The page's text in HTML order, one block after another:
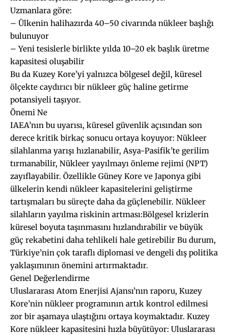
Uzmanlara göre:
– Ülkenin halihazırda 40–50 civarında nükleer başlığı
bulunuyor
– Yeni tesislerle birlikte yılda 10–20 ek başlık üretme
kapasitesi oluşabilir
Bu da Kuzey Kore’yi yalnızca bölgesel değil, küresel
ölçekte caydırıcı bir nükleer güç haline getirme
potansiyeli taşıyor.
Önemi Ne
IAEA’nın bu uyarısı, küresel güvenlik açısından son
derece kritik birkaç sonucu ortaya koyuyor: Nükleer
silahlanma yarışı hızlanabilir, Asya-Pasifik’te gerilim
tırmanabilir, Nükleer yayılmayı önleme rejimi (NPT)
zayıflayabilir. Özellikle Güney Kore ve Japonya gibi
ülkelerin kendi nükleer kapasitelerini geliştirme
tartışmaları bu süreçte daha da güçlenebilir. Nükleer
silahların yayılma riskinin artması:Bölgesel krizlerin
küresel boyuta taşınmasını hızlandırabilir ve büyük
güç rekabetini daha tehlikeli hale getirebilir Bu durum,
Türkiye’nin çok taraflı diplomasi ve dengeli dış politika
yaklaşımının önemini artırmaktadır.
Genel Değerlendirme
Uluslararası Atom Enerjisi Ajansı’nın raporu, Kuzey
Kore’nin nükleer programının artık kontrol edilmesi
zor bir aşamaya ulaştığını ortaya koymaktadır. Kuzey
Kore nükleer kapasitesini hızla büyütüyor: Uluslararası